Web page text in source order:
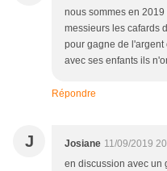
nous sommes en
messieurs les cafards
pour gagne de
avec ses enfants ils
Répondre
J Josiane 11/09/2019
en discussion avec un